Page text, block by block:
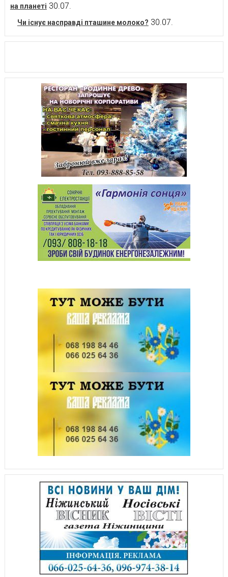
на планеті 30.07.
Чи існує насправді пташине молоко? 30.07.